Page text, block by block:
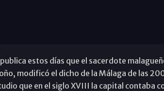
estos días que el sacerdote
modificó el dicho de la Málaga de las
que en el siglo XVIII la capital contaba